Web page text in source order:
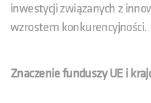
inwestycji związanych z
wzrostem konkurencyjności.
Znaczenie funduszy UE i